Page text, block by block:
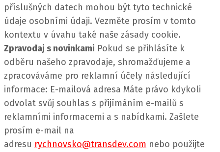
příslušných datech mohou být tyto technické
údaje osobními údaji. Vezměte prosím v tomto
kontextu v úvahu také naše zásady cookie.
Zpravodaj s novinkami Pokud se přihlásíte k
odběru našeho zpravodaje, shromažďujeme a
zpracováváme pro reklamní účely následující
informace: E-mailová adresa Máte právo kdykoli
odvolat svůj souhlas s přijímáním e-mailů s
reklamními informacemi a s nabídkami. Zašlete
prosím e-mail na
adresu rychnovsko@transdev.com nebo použijte